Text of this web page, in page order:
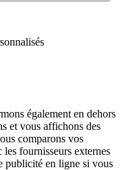
également en dehors
et vous affichons des
comparons vos
les fournisseurs externes
publicité en ligne si vous